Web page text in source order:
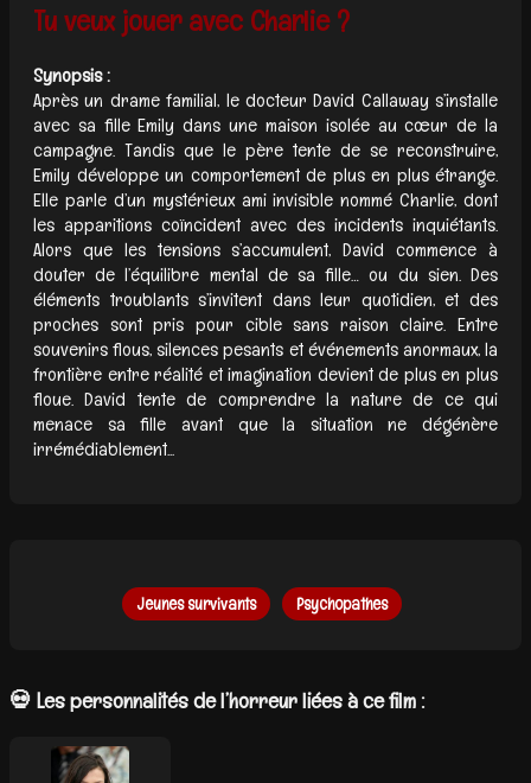
Tu veux jouer avec Charlie ?
Synopsis :
Après un drame familial, le docteur David Callaway s’installe
avec sa fille Emily dans une maison isolée au cœur de la
campagne. Tandis que le père tente de se reconstruire,
Emily développe un comportement de plus en plus étrange.
Elle parle d’un mystérieux ami invisible nommé Charlie, dont
les apparitions coïncident avec des incidents inquiétants.
Alors que les tensions s’accumulent, David commence à
douter de l’équilibre mental de sa fille… ou du sien. Des
éléments troublants s’invitent dans leur quotidien, et des
proches sont pris pour cible sans raison claire. Entre
souvenirs flous, silences pesants et événements anormaux, la
frontière entre réalité et imagination devient de plus en plus
floue. David tente de comprendre la nature de ce qui
menace sa fille avant que la situation ne dégénère
irrémédiablement...
Jeunes survivants Psychopathes
💀 Les personnalités de l’horreur liées à ce film :